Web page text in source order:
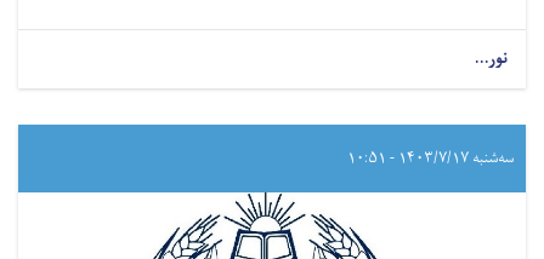
نور...
سه‌شنبه ۱۴۰۳/۷/۱۷ - ۱۰:۵۱